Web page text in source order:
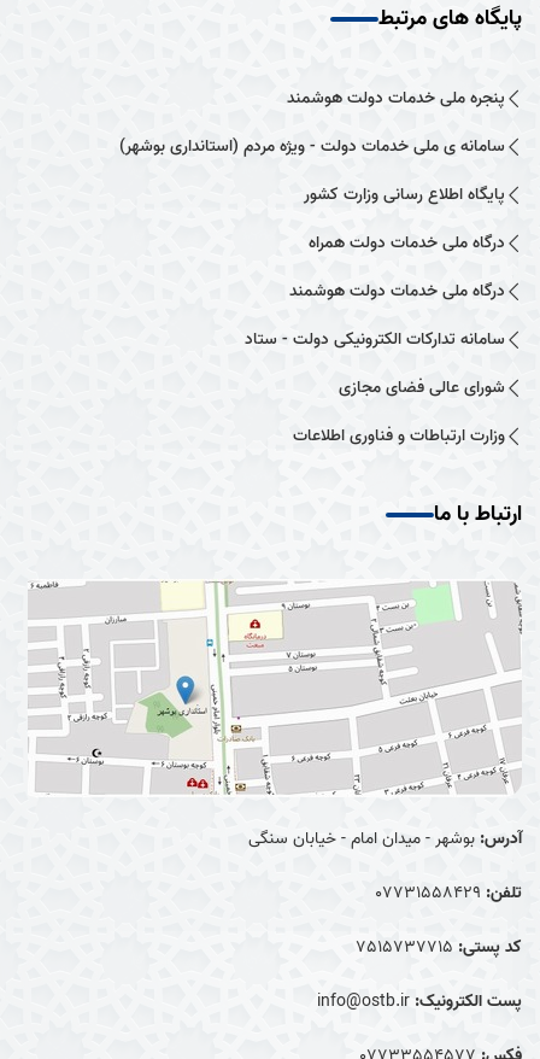
پایگاه های مرتبط
پنجره ملی خدمات دولت هوشمند
سامانه ی ملی خدمات دولت - ویژه مردم (استانداری بوشهر)
پایگاه اطلاع رسانی وزارت کشور
درگاه ملی خدمات دولت همراه
درگاه ملی خدمات دولت هوشمند
سامانه تدارکات الکترونیکی دولت - ستاد
شورای عالی فضای مجازی
وزارت ارتباطات و فناوری اطلاعات
ارتباط با ما
آدرس: بوشهر - میدان امام - خیابان سنگی
تلفن: 07731558429
کد پستی: 7515737715
پست الکترونیک: info@ostb.ir